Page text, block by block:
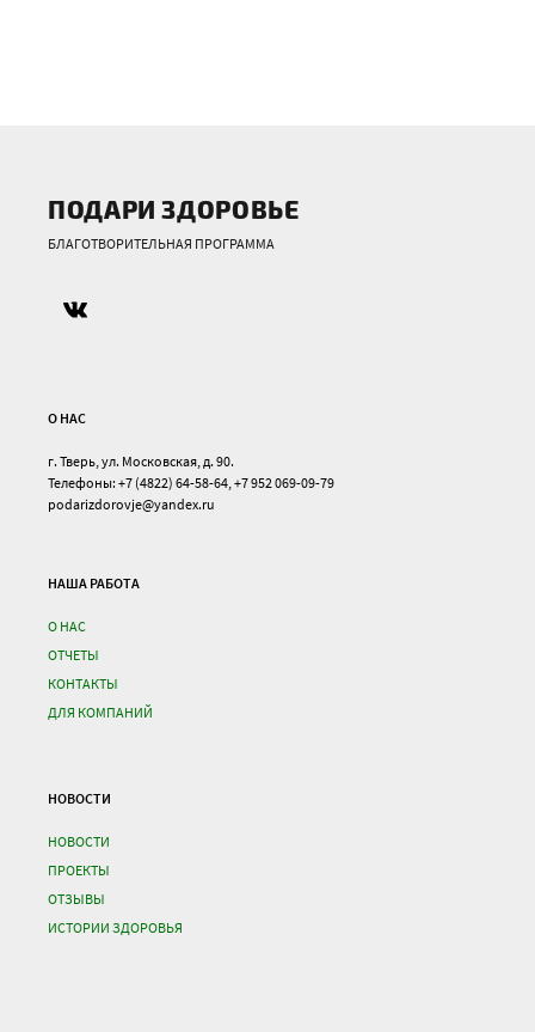
ПОДАРИ ЗДОРОВЬЕ
БЛАГОТВОРИТЕЛЬНАЯ ПРОГРАММА
О НАС
г. Тверь, ул. Московская, д. 90.
Телефоны: +7 (4822) 64-58-64, +7 952 069-09-79
podarizdorovje@yandex.ru
НАША РАБОТА
О НАС
ОТЧЕТЫ
КОНТАКТЫ
ДЛЯ КОМПАНИЙ
НОВОСТИ
НОВОСТИ
ПРОЕКТЫ
ОТЗЫВЫ
ИСТОРИИ ЗДОРОВЬЯ